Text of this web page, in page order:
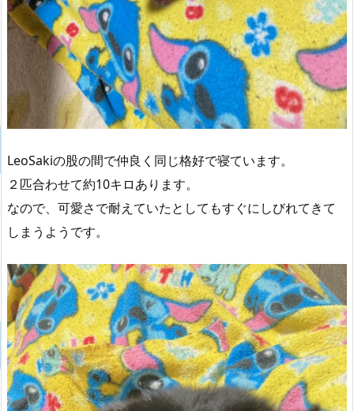
LeoSakiの股の間で仲良く同じ格好で寝ています。
２匹合わせて約10キロあります。
なので、可愛さで耐えていたとしてもすぐにしびれてきて
しまうようです。